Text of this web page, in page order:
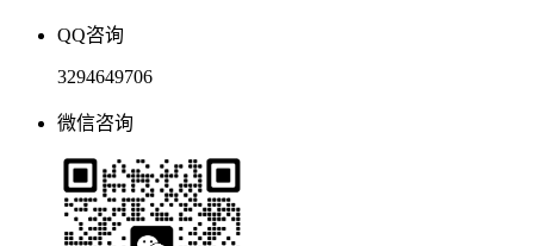
QQ咨询
3294649706
微信咨询